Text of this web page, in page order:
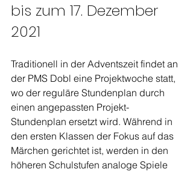
bis zum 17. Dezember
2021
Traditionell in der Adventszeit findet an
der PMS Dobl eine Projektwoche statt,
wo der reguläre Stundenplan durch
einen angepassten Projekt-
Stundenplan ersetzt wird. Während in
den ersten Klassen der Fokus auf das
Märchen gerichtet ist, werden in den
höheren Schulstufen analoge Spiele